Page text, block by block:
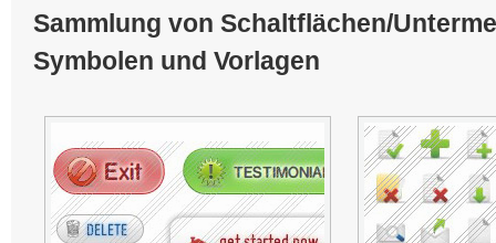
Sammlung von Schaltflächen/
Symbolen und Vorlagen